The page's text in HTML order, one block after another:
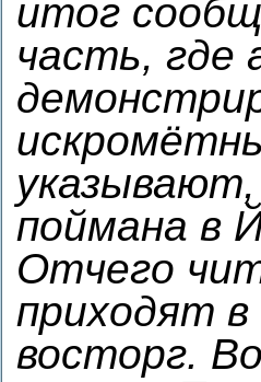
итог
часть, где
поймана в
Отчего
приходят
восторг.